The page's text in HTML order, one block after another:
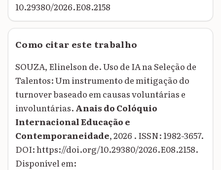
10.29380/2026.E08.2158
Como citar este trabalho
SOUZA, Elinelson de. Uso de IA na Seleção de
Talentos: Um instrumento de mitigação do
turnover baseado em causas voluntárias e
involuntárias. Anais do Colóquio
Internacional Educação e
Contemporaneidade, 2026 . ISSN: 1982-3657.
DOI: https://doi.org/10.29380/2026.E08.2158.
Disponível em: